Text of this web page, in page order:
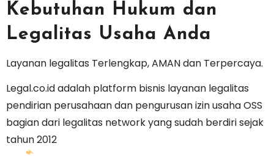
Kebutuhan Hukum dan
Legalitas Usaha Anda
Layanan legalitas Terlengkap, AMAN dan Terpercaya.
Legal.co.id adalah platform bisnis layanan legalitas
pendirian perusahaan dan pengurusan izin usaha OSS
bagian dari legalitas network yang sudah berdiri sejak
tahun 2012